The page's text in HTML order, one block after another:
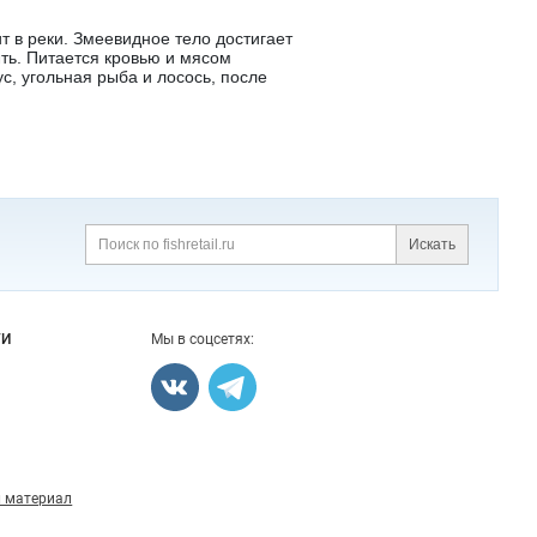
в реки. Змеевидное тело достигает
Питается кровью и мясом
угольная рыба и лосось, после
Искать
Мы в соцсетях: